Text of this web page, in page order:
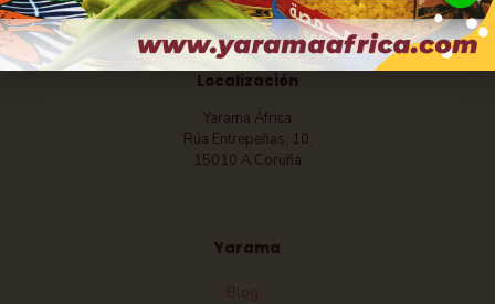
+34 881 889 335
info@yaramaafrica.com
Localización
Yarama África
Rúa Entrepeñas, 10,
15010 A Coruña
Yarama